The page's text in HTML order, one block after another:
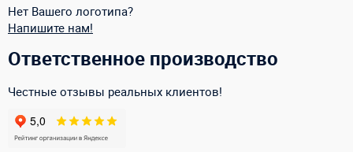
Нет Вашего логотипа?
Напишите нам!
Ответственное производство
Честные отзывы реальных клиентов!